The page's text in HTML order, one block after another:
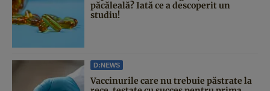
păcăleală? Iată ce a descoperit un
studiu!
D:NEWS
Vaccinurile care nu trebuie păstrate la